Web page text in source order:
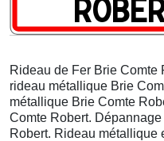
Rideau de Fer Brie Comte
rideau métallique Brie
métallique Brie Comte
Comte Robert.
Robert. Rideau métallique